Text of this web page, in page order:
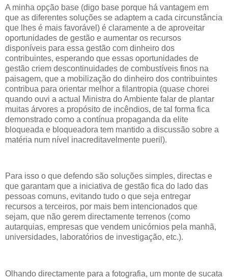
A minha opção base (digo base porque há vantagem em
que as diferentes soluções se adaptem a cada circunstância
que lhes é mais favorável) é claramente a de aproveitar
oportunidades de gestão e aumentar os recursos
disponíveis para essa gestão com dinheiro dos
contribuintes, esperando que essas oportunidades de
gestão criem descontinuidades de combustíveis finos na
paisagem, que a mobilização do dinheiro dos contribuintes
contribua para orientar melhor a filantropia (quase chorei
quando ouvi a actual Ministra do Ambiente falar de plantar
muitas árvores a propósito de incêndios, de tal forma fica
demonstrado como a contínua propaganda da elite
bloqueada e bloqueadora tem mantido a discussão sobre a
matéria num nível inacreditavelmente pueril).
Para isso o que defendo são soluções simples, directas e
que garantam que a iniciativa de gestão fica do lado das
pessoas comuns, evitando tudo o que seja entregar
recursos a terceiros, por mais bem intencionados que
sejam, que não gerem directamente terrenos (como
autarquias, empresas que vendem unicórnios pela manhã,
universidades, laboratórios de investigação, etc.).
Olhando directamente para a fotografia, um monte de sucata